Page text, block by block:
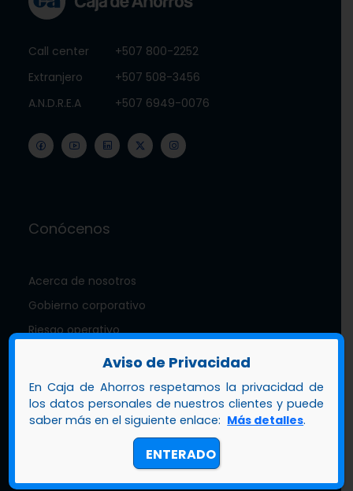
Call center
+507 800-2252
Extranjero
+507 508-3456
A.N.D.R.E.A
+507 6949-0076
Conócenos
Acerca de nosotros
Gobierno corporativo
Riesgo operativo
Calificación de riesgo
Nuestra mascota zambo
Documentos de interés
Aviso de Privacidad
En Caja de Ahorros respetamos la privacidad de
los datos personales de nuestros clientes y puede
saber más en el siguiente enlace: Más detalles.
ENTERADO